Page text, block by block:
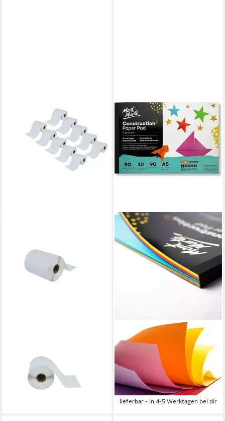
Zebra TLP3842, Z600,
TLP3742, Z400, Z4M,
TLP3844-Z, Wetterfest
MONT MARTE
Bastelkartonpapier
Bastelpapier-Set mit 50 x
Blatt, A5 oder A4, 90 gr², je 5
x 10 Farben, leicht texturiert
ab 12,95 €
lieferbar - in 4-5 Werktagen bei dir